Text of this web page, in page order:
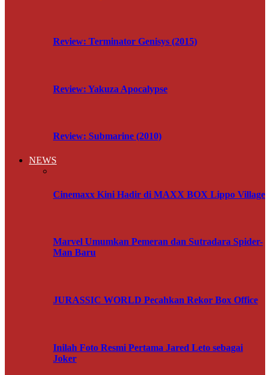
Review: Terminator Genisys (2015)
Review: Yakuza Apocalypse
Review: Submarine (2010)
NEWS
Cinemaxx Kini Hadir di MAXX BOX Lippo Village
Marvel Umumkan Pemeran dan Sutradara Spider-
Man Baru
JURASSIC WORLD Pecahkan Rekor Box Office
Inilah Foto Resmi Pertama Jared Leto sebagai
Joker